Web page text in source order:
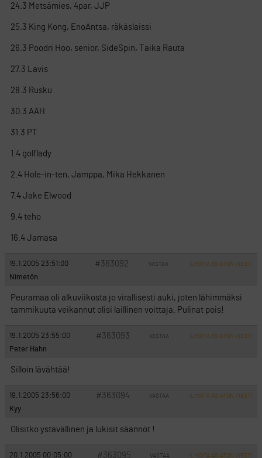
24.3 Metsämies, 4par, JJP
25.3 King Kong, EnoAntsa, räkäslaissi
26.3 Poodri Hoo, senior, SideSpin, Taika Rauta
27.3 Lavis
28.3 Rusku
30.3 AAH
31.3 PT
1.4 golflady
2.4 Hole-in-ten, Jamppa, Mika Hekkanen
7.4 Jake Elwood
9.4 teho
16.4 Jamasa
19.1.2005 23:51:00 #363092 VASTAA ILMOITA ASIATON VIESTI
Nimetön
Peuramaa oli alkuviikosta jo virallisesti auki, joten lähimmäksi
tammikuuta veikannut olisi laillinen voittaja. Pulinat pois!
19.1.2005 23:55:00 #363093 VASTAA ILMOITA ASIATON VIESTI
Peter Hahn
Silloin lävähtää!
19.1.2005 23:56:00 #363094 VASTAA ILMOITA ASIATON VIESTI
Kyy
Olisitko ystävällinen ja lukisit säännöt !
20.1.2005 00:05:00 #363095 VASTAA ILMOITA ASIATON VIESTI